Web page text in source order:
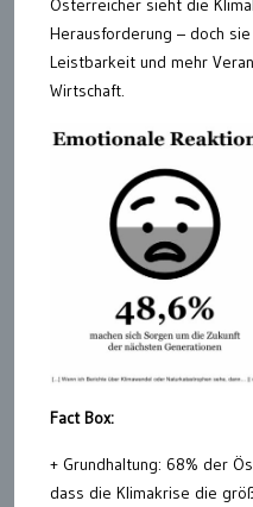
Österreicher sieht die
Herausforderung – doch
Leistbarkeit und mehr
Wirtschaft.
Fact Box:
+ Grundhaltung: 68% der
dass die Klimakrise die